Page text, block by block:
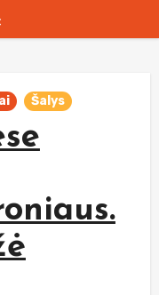
Šalys